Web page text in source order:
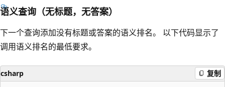
语义查询（无标题，无答案）
下一个查询添加没有标题或答案的语义排名。 以下代码显示了
调用语义排名的最低要求。
csharp 复制